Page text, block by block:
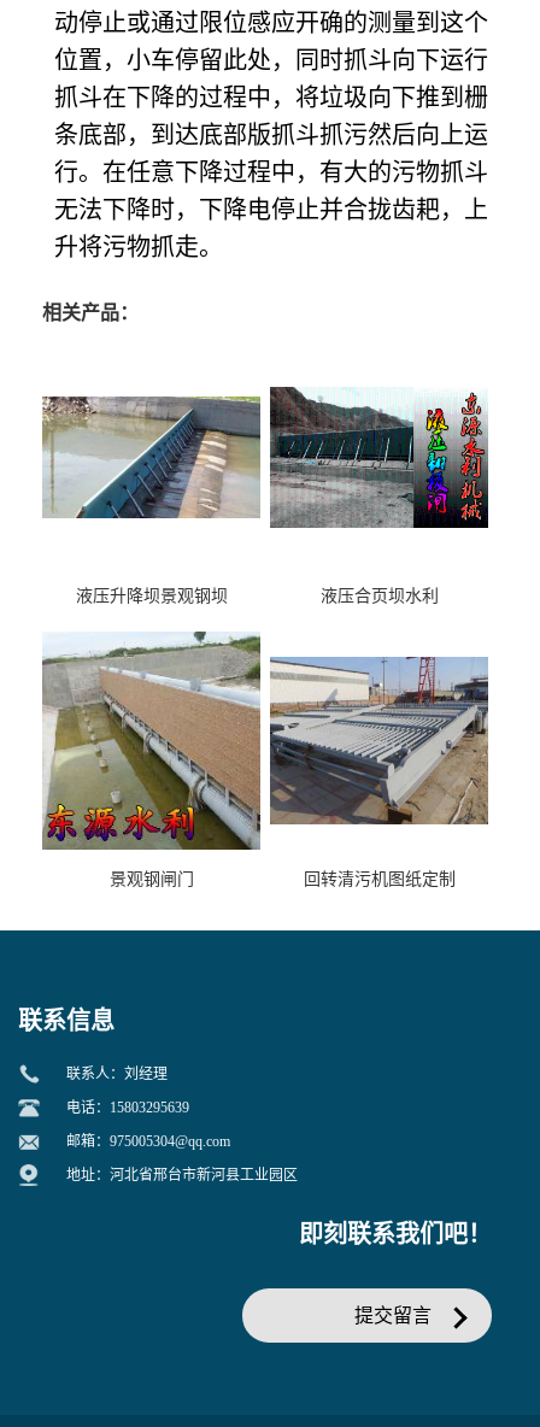
动停止或通过限位感应开确的测量到这个
位置，小车停留此处，同时抓斗向下运行
抓斗在下降的过程中，将垃圾向下推到栅
条底部，到达底部版抓斗抓污然后向上运
行。在任意下降过程中，有大的污物抓斗
无法下降时，下降电停止并合拢齿耙，上
升将污物抓走。
相关产品：
液压升降坝景观钢坝 液压合页坝水利
景观钢闸门 回转清污机图纸定制
联系信息
联系人：刘经理
电话：15803295639
邮箱： 975005304@qq.com
地址：河北省邢台市新河县工业园区
即刻联系我们吧！
提交留言